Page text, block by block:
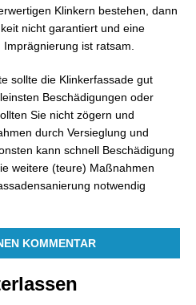
Klinkern bestehen, dann
nicht garantiert und eine
ist ratsam.
sollte die Klinkerfassade gut
Beschädigungen oder
Sie nicht zögern und
durch Versieglung und
kann schnell Beschädigung
weitere (teure) Maßnahmen
notwendig
KOMMENTAR